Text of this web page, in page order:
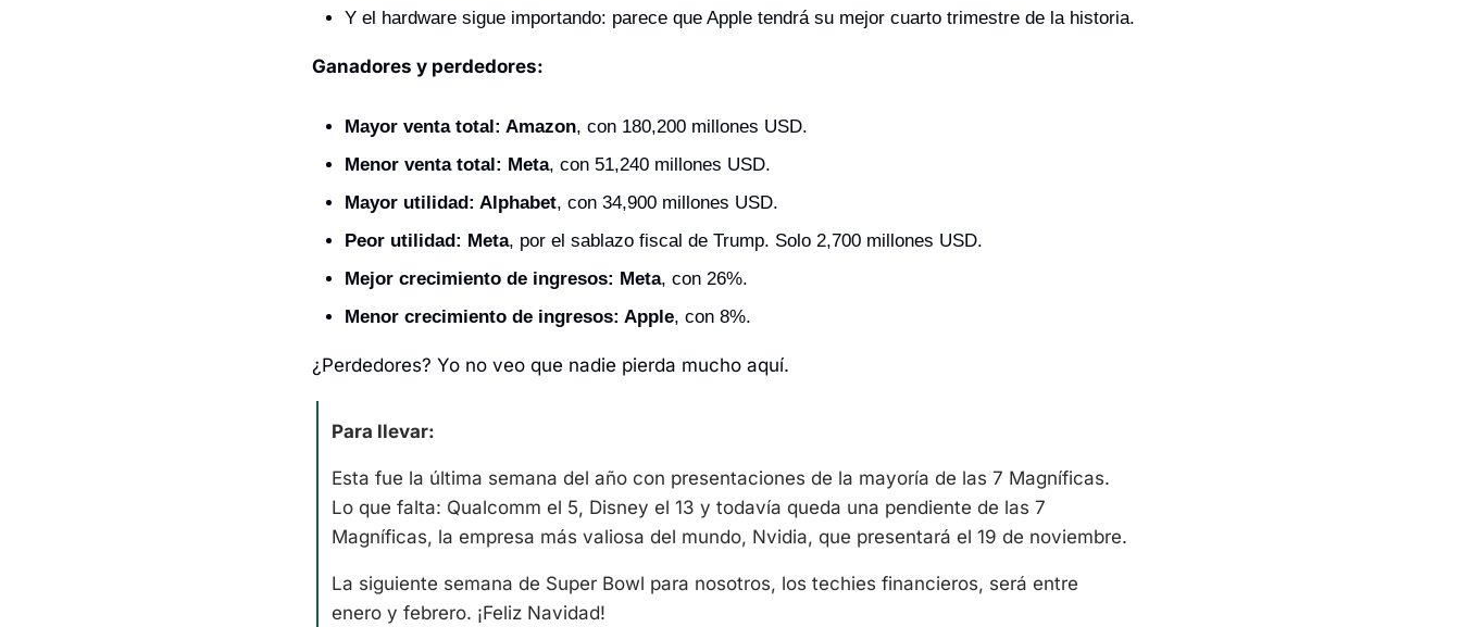
Y el hardware sigue importando: parece que Apple tendrá su mejor cuarto trimestre de la historia.
Ganadores y perdedores:
Mayor venta total: Amazon, con 180,200 millones USD.
Menor venta total: Meta, con 51,240 millones USD.
Mayor utilidad: Alphabet, con 34,900 millones USD.
Peor utilidad: Meta, por el sablazo fiscal de Trump. Solo 2,700 millones USD.
Mejor crecimiento de ingresos: Meta, con 26%.
Menor crecimiento de ingresos: Apple, con 8%.
¿Perdedores? Yo no veo que nadie pierda mucho aquí.
Para llevar:
Esta fue la última semana del año con presentaciones de la mayoría de las 7 Magníficas.
Lo que falta: Qualcomm el 5, Disney el 13 y todavía queda una pendiente de las 7
La siguiente semana de Super Bowl para nosotros, los techies financieros, será entre
enero y febrero. ¡Feliz Navidad!